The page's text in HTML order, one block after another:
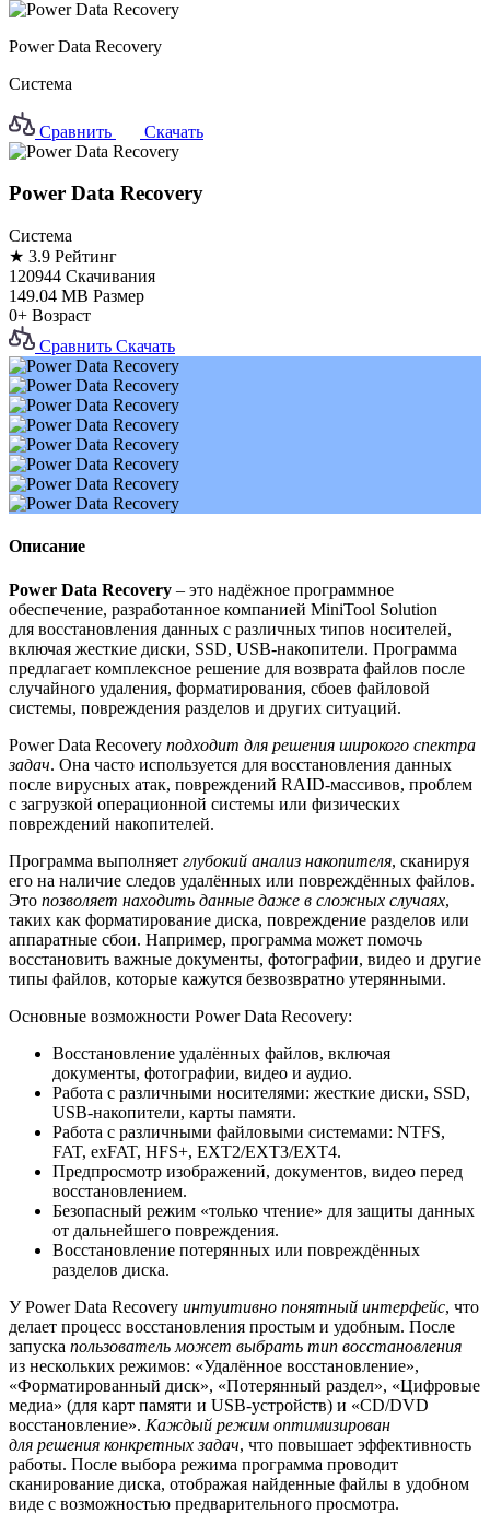
Power Data Recovery
Система
Сравнить Скачать
Power Data Recovery
Система
★ 3.9 Рейтинг
120944 Скачивания
149.04 MB Размер
0+ Возраст
Сравнить Скачать
Описание
Power Data Recovery – это надëжное программное
обеспечение, разработанное компанией MiniTool Solution
для восстановления данных с различных типов носителей,
включая жесткие диски, SSD, USB-накопители. Программа
предлагает комплексное решение для возврата файлов после
случайного удаления, форматирования, сбоев файловой
системы, повреждения разделов и других ситуаций.
Power Data Recovery подходит для решения широкого спектра
задач. Она часто используется для восстановления данных
после вирусных атак, повреждений RAID-массивов, проблем
с загрузкой операционной системы или физических
повреждений накопителей.
Программа выполняет глубокий анализ накопителя, сканируя
его на наличие следов удалëнных или повреждëнных файлов.
Это позволяет находить данные даже в сложных случаях,
таких как форматирование диска, повреждение разделов или
аппаратные сбои. Например, программа может помочь
восстановить важные документы, фотографии, видео и другие
типы файлов, которые кажутся безвозвратно утерянными.
Основные возможности Power Data Recovery:
Восстановление удалëнных файлов, включая
документы, фотографии, видео и аудио.
Работа с различными носителями: жесткие диски, SSD,
USB-накопители, карты памяти.
Работа с различными файловыми системами: NTFS,
FAT, exFAT, HFS+, EXT2/EXT3/EXT4.
Предпросмотр изображений, документов, видео перед
восстановлением.
Безопасный режим «только чтение» для защиты данных
от дальнейшего повреждения.
Восстановление потерянных или повреждëнных
разделов диска.
У Power Data Recovery интуитивно понятный интерфейс, что
делает процесс восстановления простым и удобным. После
запуска пользователь может выбрать тип восстановления
из нескольких режимов: «Удалëнное восстановление»,
«Форматированный диск», «Потерянный раздел», «Цифровые
медиа» (для карт памяти и USB-устройств) и «CD/DVD
восстановление». Каждый режим оптимизирован
для решения конкретных задач, что повышает эффективность
работы. После выбора режима программа проводит
сканирование диска, отображая найденные файлы в удобном
виде с возможностью предварительного просмотра.